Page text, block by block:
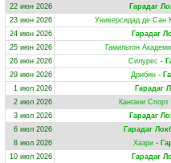
22 июн 2026 Гарадаг
23 июн 2026
Универсидад де Сан
24 июн 2026
Гарадаг
25 июн 2026
Гамильтон
26 июн 2026
Силурес -
29 июн 2026
Дрибин -
1 июл 2026
Гарадаг
2 июл 2026
Кангани Спорт
3 июл 2026
Гарадаг
6 июл 2026
Гарадаг
8 июл 2026 Хазри -
10 июл 2026 Гарадаг